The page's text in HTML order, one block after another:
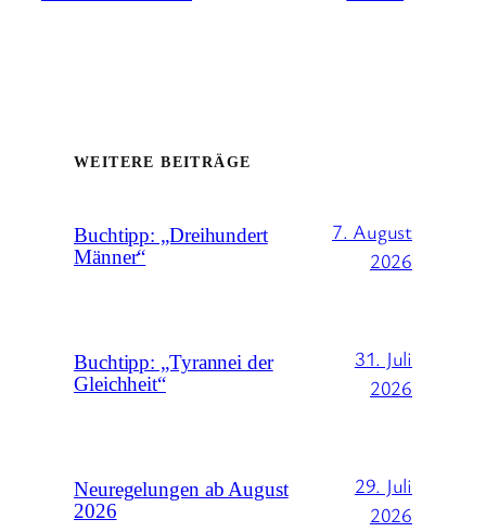
WEITERE BEITRÄGE
Buchtipp: „Dreihundert
Männer“
7. August
2026
Buchtipp: „Tyrannei der
Gleichheit“
31. Juli
2026
Neuregelungen ab August
2026
29. Juli
2026